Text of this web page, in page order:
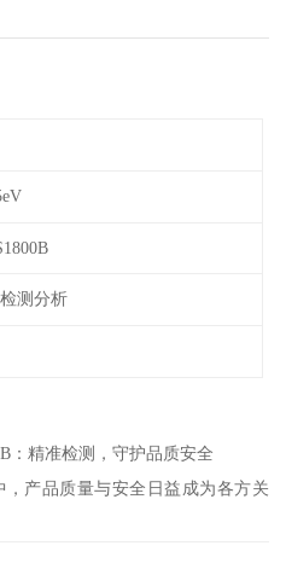
测分析
：精准检测，守护品质安全
产品质量与安全日益成为各方关